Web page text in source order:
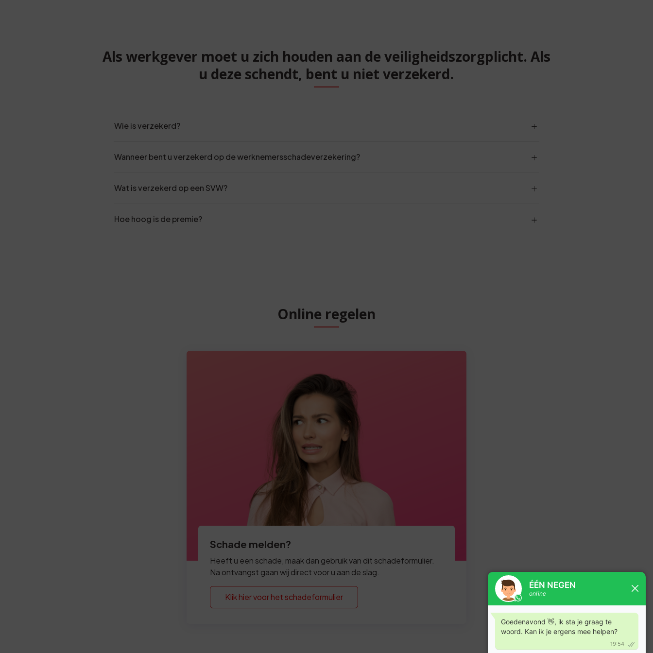
Als werkgever moet u zich houden aan de veiligheidszorgplicht. Als
u deze schendt, bent u niet verzekerd.
Wie is verzekerd?
Wanneer bent u verzekerd op de werknemersschadeverzekering?
Wat is verzekerd op een SVW?
Hoe hoog is de premie?
Online regelen
Schade melden?
Heeft u een schade, maak dan gebruik van dit schadeformulier.
Na ontvangst gaan wij direct voor u aan de slag.
Klik hier voor het schadeformulier